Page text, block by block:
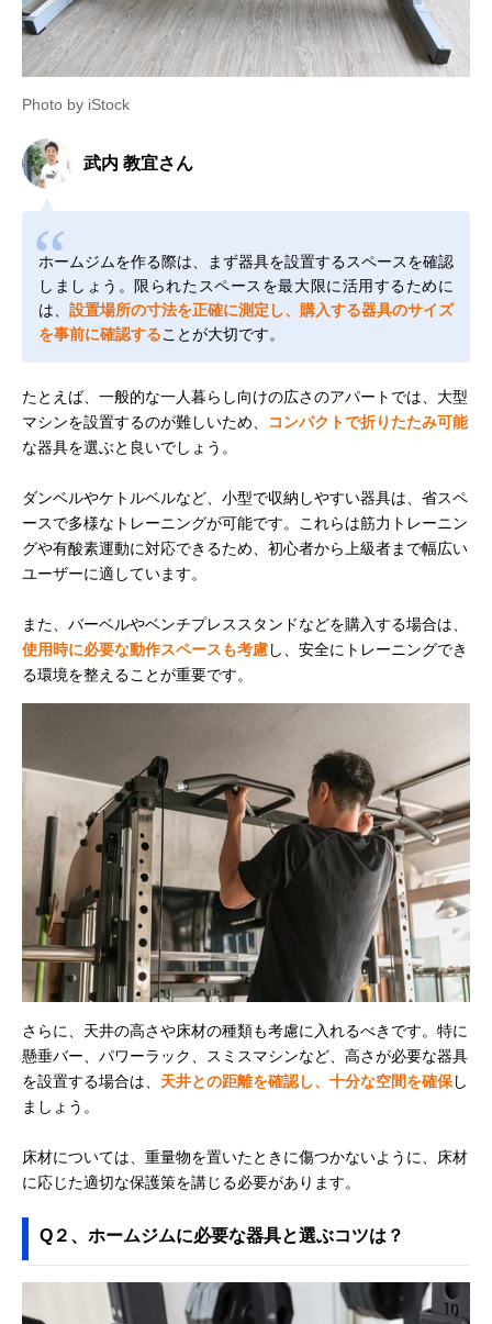
Photo by iStock
武内 教宜さん
ホームジムを作る際は、まず器具を設置するスペースを確認
しましょう。限られたスペースを最大限に活用するために
は、 設置場所の寸法を正確に測定し、購入する器具のサイズ
を事前に確認することが大切です。
たとえば、一般的な一人暮らし向けの広さのアパートでは、大型
マシンを設置するのが難しいため、
コンパクトで折りたたみ可能
な器具を選ぶと良いでしょう。
ダンベルやケトルベルなど、小型で収納しやすい器具は、省スペ
ースで多様なトレーニングが可能です。これらは筋力トレーニン
グや有酸素運動に対応できるため、初心者から上級者まで幅広い
ユーザーに適しています。
また、バーベルやベンチプレススタンドなどを購入する場合は、
使用時に必要な動作スペースも考慮し、安全にトレーニングでき
る環境を整えることが重要です。
さらに、天井の高さや床材の種類も考慮に入れるべきです。特に
懸垂バー、パワーラック、スミスマシンなど、高さが必要な器具
を設置する場合は、 天井との距離を確認し、十分な空間を確保し
ましょう。
床材については、重量物を置いたときに傷つかないように、床材
に応じた適切な保護策を講じる必要があります。
Q２、ホームジムに必要な器具と選ぶコツは？